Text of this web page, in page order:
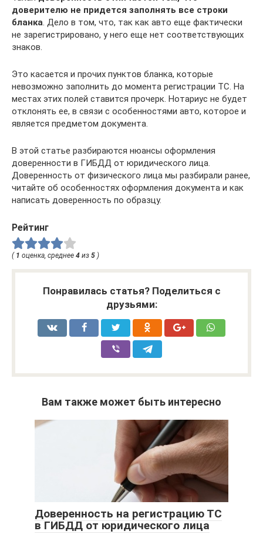
доверителю не придется заполнять все строки
бланка. Дело в том, что, так как авто еще фактически
не зарегистрировано, у него еще нет соответствующих
знаков.
Это касается и прочих пунктов бланка, которые
невозможно заполнить до момента регистрации ТС. На
местах этих полей ставится прочерк. Нотариус не будет
отклонять ее, в связи с особенностями авто, которое и
является предметом документа.
В этой статье разбираются нюансы оформления
доверенности в ГИБДД от юридического лица.
Доверенность от физического лица мы разбирали ранее,
читайте об особенностях оформления документа и как
написать доверенность по образцу.
Рейтинг
( 1 оценка, среднее 4 из 5 )
Понравилась статья? Поделиться с
друзьями:
Вам также может быть интересно
Доверенность на регистрацию ТС
в ГИБДД от юридического лица